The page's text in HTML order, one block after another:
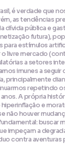
é verdade que
as tendências
dívida pública e
futura),
para estímulos
livre mercado
a setores
imunes a seguir
principalmente
repetindo
A própria
e
não houver
buscar
impeçam a
contra aventuras